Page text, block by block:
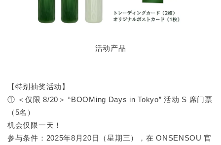
活动产品
【特别抽奖活动】
① ＜仅限 8/20＞ “BOOMing Days in Tokyo” 活动 S 席门票
（5名）
机会仅限一天！
参与条件：2025年8月20日（星期三），在 ONSENSOU 官